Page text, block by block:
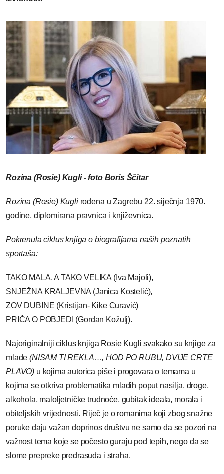
Rozina (Rosie) Kugli - foto Boris Ščitar
Rozina (Rosie) Kugli rođena u Zagrebu 22. siječnja 1970.
godine, diplomirana pravnica i književnica.
Pokrenula ciklus knjiga o biografijama naših poznatih
sportaša:
TAKO MALA, A TAKO VELIKA (Iva Majoli),
SNJEŽNA KRALJEVNA (Janica Kostelić),
ZOV DUBINE (Kristijan- Kike Curavić)
PRIČA O POBJEDI (Gordan Kožulj).
Najoriginalniji ciklus knjiga Rosie Kugli svakako su knjige za
mlade(NISAM TI REKLA…, HOD PO RUBU, DVIJE CRTE
PLAVO) u kojima autorica piše i progovara o temama u
kojima se otkriva problematika mladih poput nasilja, droge,
alkohola, maloljetničke trudnoće, gubitak ideala, morala i
obiteljskih vrijednosti. Riječ je o romanima koji zbog snažne
poruke daju važan doprinos društvu ne samo da se pozori na
važnost tema koje se počesto guraju pod tepih, nego da se
slome prepreke predrasuda i straha.